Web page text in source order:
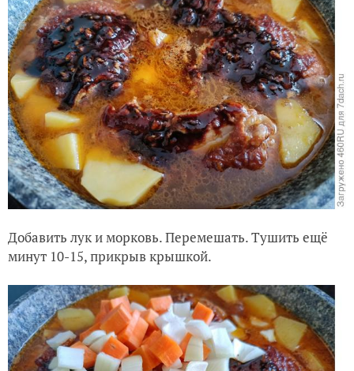
Добавить лук и морковь. Перемешать. Тушить ещё
минут 10-15, прикрыв крышкой.